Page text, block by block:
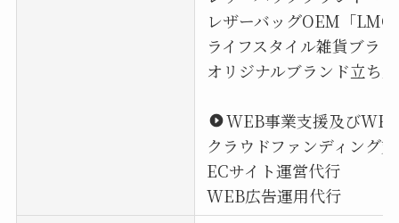
レザーバッグOEM「
ライフスタイル雑貨ブラ
オリジナルブランド立ち
WEB事業支援及び
クラウドファンディング
ECサイト運営代行
WEB広告運用代行